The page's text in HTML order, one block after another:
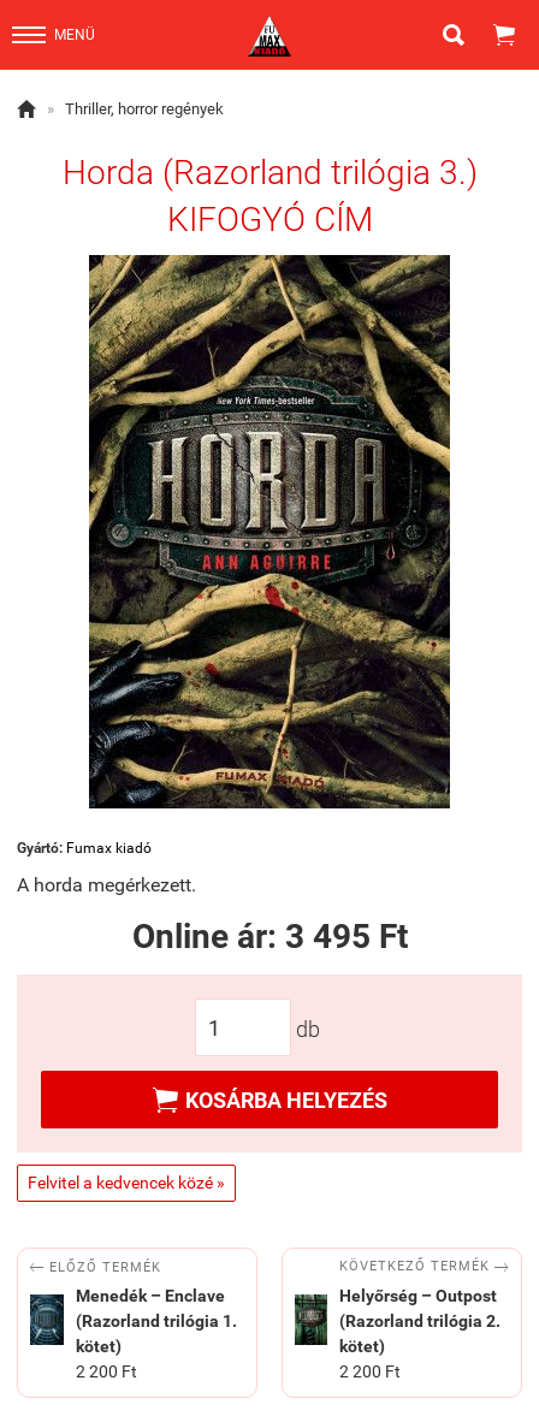
MENÜ  
 » Thriller, horror regények
Horda (Razorland trilógia 3.)
KIFOGYÓ CÍM
Gyártó: Fumax kiadó
A horda megérkezett.
Online ár: 3 495 Ft
db
 KOSÁRBA HELYEZÉS
Felvitel a kedvencek közé »
 ELŐZŐ TERMÉK
Menedék – Enclave
(Razorland trilógia 1.
kötet)
2 200 Ft
KÖVETKEZŐ TERMÉK 
Helyőrség – Outpost
(Razorland trilógia 2.
kötet)
2 200 Ft